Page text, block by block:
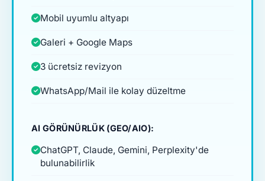
Mobil uyumlu altyapı
Galeri + Google Maps
3 ücretsiz revizyon
WhatsApp/Mail ile kolay düzeltme
AI GÖRÜNÜRLÜK (GEO/AIO):
ChatGPT, Claude, Gemini, Perplexity'de
bulunabilirlik